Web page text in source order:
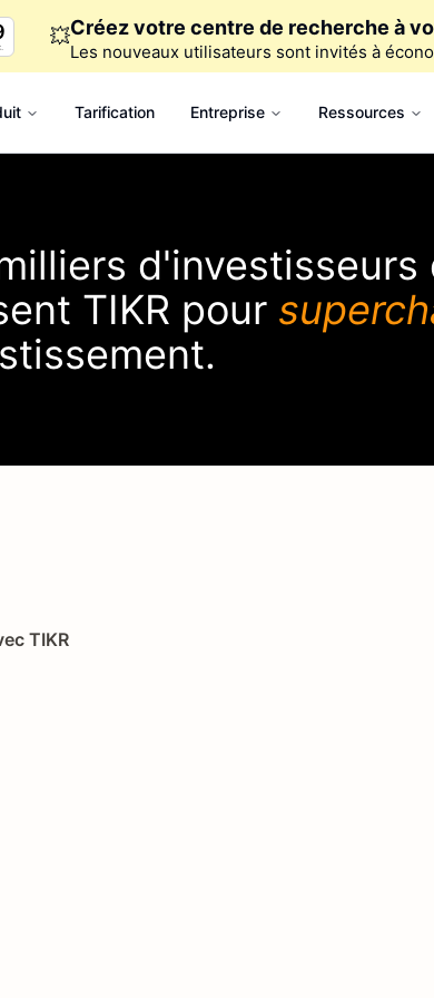
💥Créez votre centre de recherche à
Les nouveaux utilisateurs sont invités à
Tarification Entreprise Ressources
d'investisseurs
TIKR pour
TIKR